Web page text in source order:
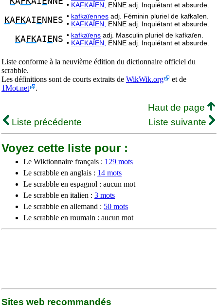
• KAFKAÏEN, ENNE adj. Inquiétant et absurde.
KAFKAI E NNES • kafkaïennes adj. Féminin pluriel de kafkaïen.
• KAFKAÏEN, ENNE adj. Inquiétant et absurde.
KAFKAI E NS • kafkaïens adj. Masculin pluriel de kafkaïen.
• KAFKAÏEN, ENNE adj. Inquiétant et absurde.
Liste conforme à la neuvième édition du dictionnaire officiel du
scrabble.
Les définitions sont de courts extraits de WikWik.org
et de
1Mot.net
.
Haut de page
Liste précédente
Liste suivante
Voyez cette liste pour :
Le Wiktionnaire français : 129 mots
Le scrabble en anglais : 14 mots
Le scrabble en espagnol : aucun mot
Le scrabble en italien : 3 mots
Le scrabble en allemand : 50 mots
Le scrabble en roumain : aucun mot
Sites web recommandés